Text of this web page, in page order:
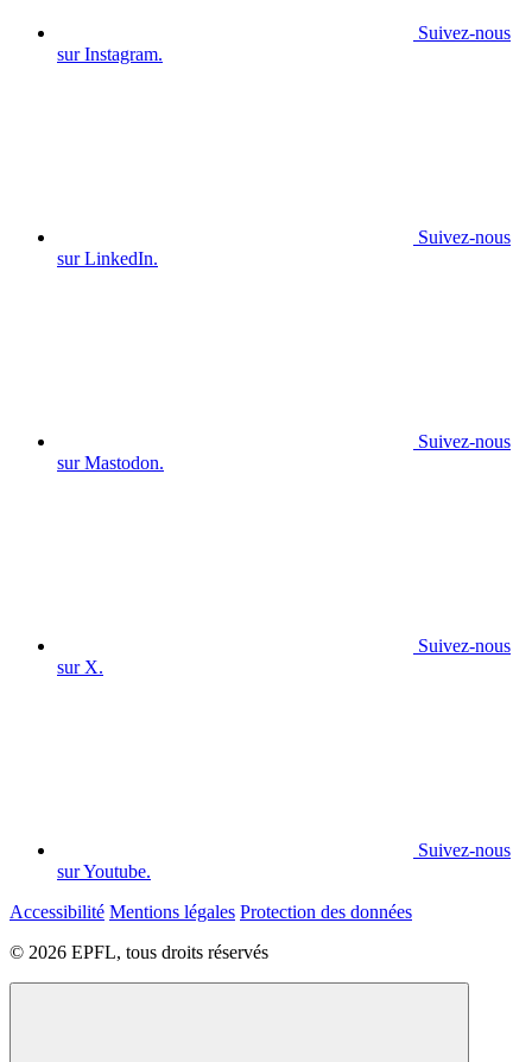
Suivez-nous
sur Instagram.
Suivez-nous
sur LinkedIn.
Suivez-nous
sur Mastodon.
Suivez-nous
sur X.
Suivez-nous
sur Youtube.
Accessibilité Mentions légales Protection des données
© 2026 EPFL, tous droits réservés